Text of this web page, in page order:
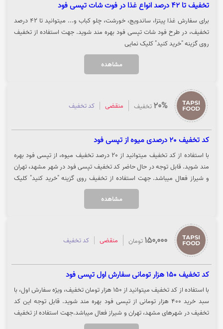
تخفیف تا 42 درصد انواع غذا در فوت شات تپسی فود
برای سفارش غذا پیتزا، ساندویج، خورشت، چلو کباب و... میتوانید تا 42 درصد
تخفیف، در طرح فود شات تپسی فود بهره مند شوید. جهت استفاده از تخفیف
روی گزینه "خرید کنید" کلیک نمایی
مشاهده
20% تخفیف منقضی کد تخفیف
کد تخفیف 20 درصدی میوه از تپسی فود
با استفاده از کد تخفیف میتوانید از 20 درصد تخفیف میوه، از تپسی فود بهره
مند شوید. قابل توجه در حال حاضر کد تخفیف تپسی فود در شهر مشهد، تهران
و شیراز فعال میباشد. جهت استفاده از تخفیف روی گزینه "خرید کنید" کلیک
مشاهده
150,000 تومان منقضی کد تخفیف
کد تخفیف 150 هزار تومانی سفارش اول تپسی فود
با استفاده از کد تخفیف میتوانید از 150 هزار تومان تخفیف، ویژه سفارش اول، با
سبد خرید 400 هزار تومانی از تپسی فود بهره مند شوید. قابل توجه این کد
تخفیف در شهرهای مشهد، تهران و شیراز فعال میباشد.جهت استفاده از تخفیف
تپسی فود، روی گزینه "خرید کنید" کلیک نمایید.